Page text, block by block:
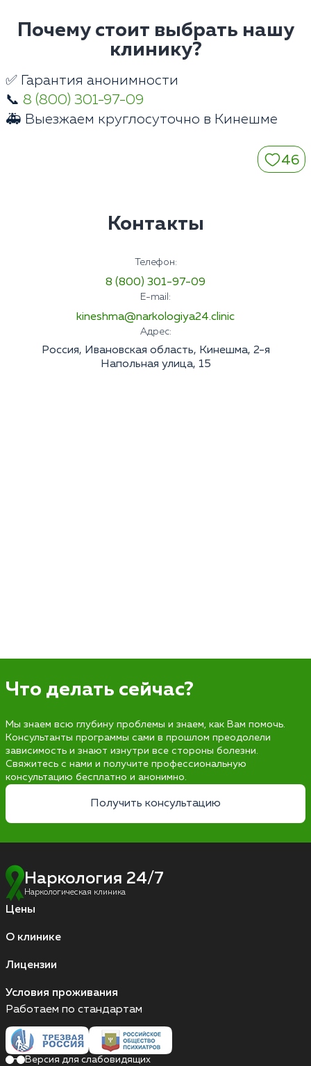
Почему стоит выбрать нашу
клинику?
✅ Гарантия анонимности
📞 8 (800) 301-97-09
🚑 Выезжаем круглосуточно в Кинешме
46
Контакты
Телефон:
8 (800) 301-97-09
E-mail:
kineshma@narkologiya24.clinic
Адрес:
Россия, Ивановская область, Кинешма, 2-я
Напольная улица, 15
Что делать сейчас?
Мы знаем всю глубину проблемы и знаем, как Вам помочь.
Консультанты программы сами в прошлом преодолели
зависимость и знают изнутри все стороны болезни.
Свяжитесь с нами и получите профессиональную
консультацию бесплатно и анонимно.
Получить консультацию
Наркология 24/7
Наркологическая клиника
Цены
О клинике
Лицензии
Условия проживания
Работаем по стандартам
Версия для слабовидящих